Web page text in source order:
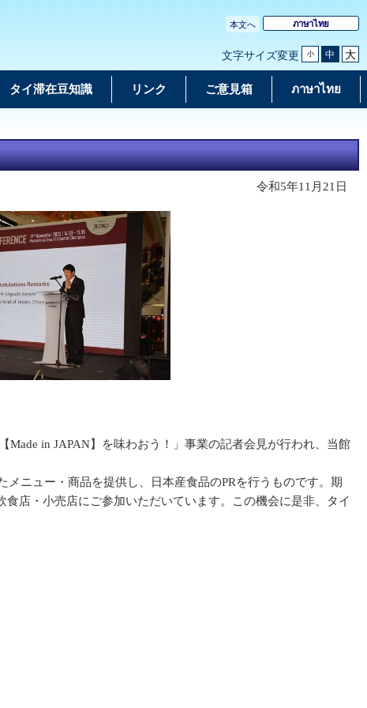
本文へ ภาษาไทย
文字サイズ変更 小 中 大
タイ滞在豆知識 リンク ご意見箱 ภาษาไทย
令和5年11月21日
in JAPAN】を味わおう！」事業の記者会見が行われ、当館
ニュー・商品を提供し、日本産食品のPRを行うものです。期
店・小売店にご参加いただいています。この機会に是非、タイ